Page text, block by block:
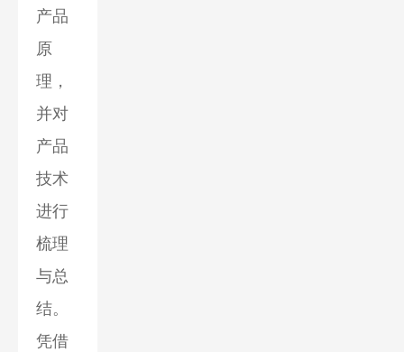
产品
原
理，
并对
产品
技术
进行
梳理
与总
结。
凭借